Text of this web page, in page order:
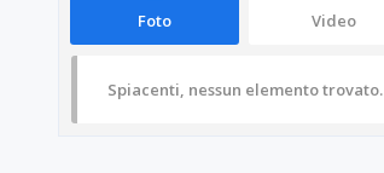
Foto Video
Spiacenti, nessun elemento trovato.